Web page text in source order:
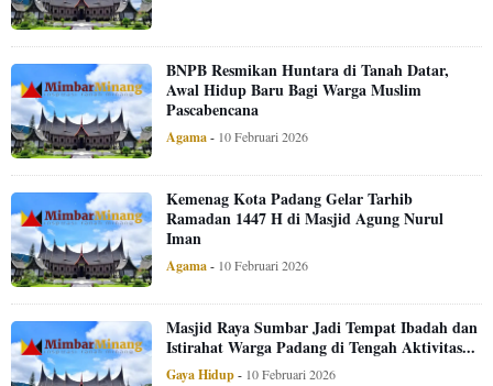
BNPB Resmikan Huntara di Tanah Datar,
Awal Hidup Baru Bagi Warga Muslim
Pascabencana
Agama- 10 Februari 2026
Kemenag Kota Padang Gelar Tarhib
Ramadan 1447 H di Masjid Agung Nurul
Iman
Agama- 10 Februari 2026
Masjid Raya Sumbar Jadi Tempat Ibadah dan
Istirahat Warga Padang di Tengah Aktivitas...
Gaya Hidup- 10 Februari 2026